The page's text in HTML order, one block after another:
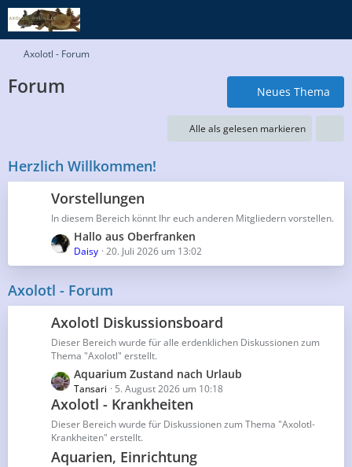
Axolotl - Forum
Forum Neues Thema
Alle als gelesen markieren
Herzlich Willkommen!
Vorstellungen
In diesem Bereich könnt Ihr euch anderen Mitgliedern vorstellen.
L
e
t
z
t
e
B
e
i
t
r
ä
g
e
Hallo aus Oberfranken
Daisy 20. Juli 2026 um 13:02
Axolotl - Forum
Axolotl Diskussionsboard
Dieser Bereich wurde für alle erdenklichen Diskussionen zum
Thema "Axolotl" erstellt.
L
e
t
z
t
e
Aquarium Zustand nach Urlaub
Tansari 5. August 2026 um 10:18
Axolotl - Krankheiten
Dieser Bereich wurde für Diskussionen zum Thema "Axolotl-
Krankheiten" erstellt.
Aquarien, Einrichtung